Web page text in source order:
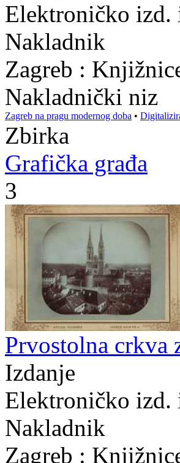
Elektroničko izd.
Nakladnik
Zagreb :
Nakladnički niz
Zagreb na pragu modernog doba •
Zbirka
Grafička građa
3
Prvostolna crkva
Izdanje
Elektroničko izd.
Nakladnik
Zagreb :